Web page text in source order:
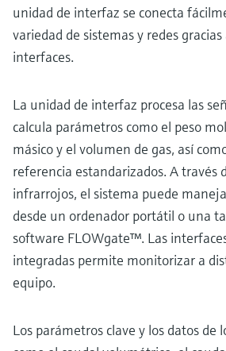
unidad de interfaz se conecta
variedad de sistemas y redes
interfaces.
La unidad de interfaz procesa las
calcula parámetros como el peso
másico y el volumen de gas, así
referencia estandarizados. A través
infrarrojos, el sistema puede
desde un ordenador portátil o una
software FLOWgate™. Las
integradas permite monitorizar a
equipo.
Los parámetros clave y los datos de